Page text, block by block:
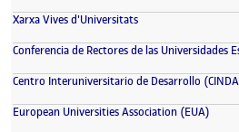
Xarxa Vives d'Universitats(se abre en nueva
Conferencia de Rectores de las Universidades
Centro Interuniversitario de Desarrollo
European Universities Association (EUA)